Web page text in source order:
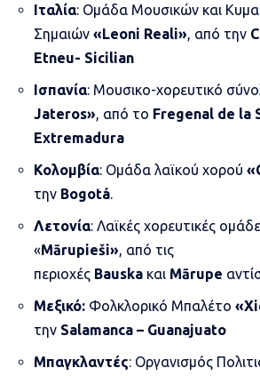
Ιταλία: Ομάδα Μουσικών και
Σημαιών «Leoni Reali», από την
Etneu- Sicilian
Ισπανία: Μουσικο-χορευτικό
Jateros», από τo Fregenal de la
Extremadura
Κολομβία: Ομάδα λαϊκού χορού
την Bogotá.
Λετονία: Λαϊκές χορευτικές
«Mārupieši», από τις
περιοχές Bauska και Mārupe
Μεξικό: Φολκλορικό Μπαλέτο
την Salamanca – Guanajuato
Μπαγκλαντές: Οργανισμός